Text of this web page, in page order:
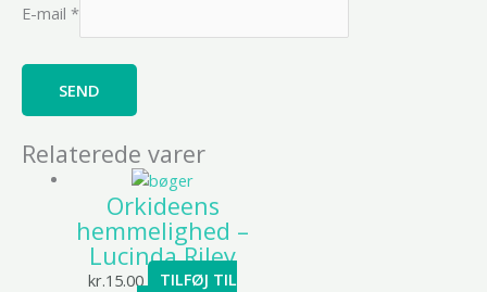
E-mail *
Relaterede varer
Orkideens
hemmelighed –
Lucinda Riley
kr.15.00
TILFØJ TIL